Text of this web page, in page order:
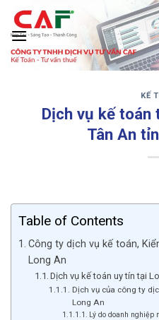
Skip
content
‹
KẾ
Dịch vụ kế toán
Tân An
Table of Contents
Công ty dịch vụ kế toán,
Long An
Dịch vụ kế toán uy tín tại
Dịch vụ của công ty
Long An
Lý do doanh nghiệp